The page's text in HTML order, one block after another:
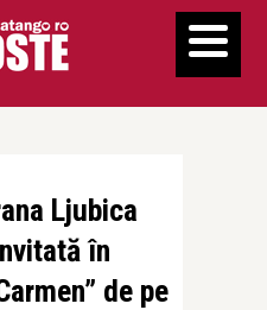
Ljubica
în
de pe